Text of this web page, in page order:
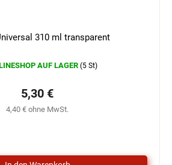
310 ml transparent
AUF LAGER (5 St)
4,40 € ohne MwSt.
5,30 €